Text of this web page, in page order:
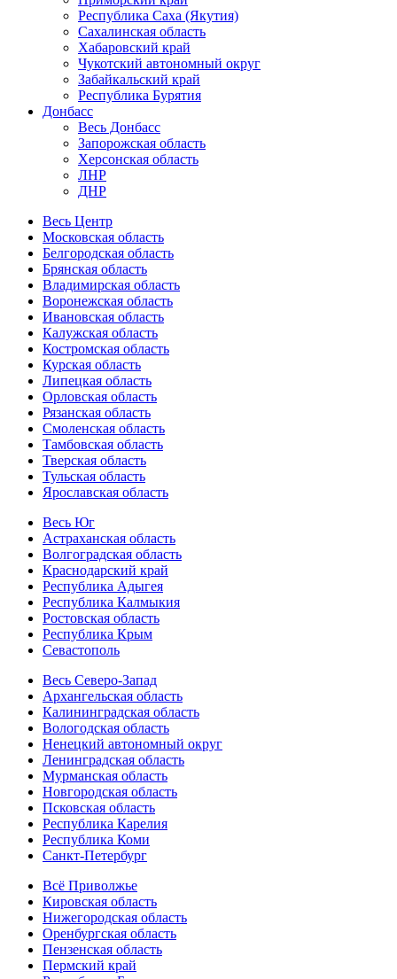
Республика Саха (Якутия)
Сахалинская область
Хабаровский край
Чукотский автономный округ
Забайкальский край
Республика Бурятия
Донбасс
Весь Донбасс
Запорожская область
Херсонская область
ЛНР
ДНР
Весь Центр
Московская область
Белгородская область
Брянская область
Владимирская область
Воронежская область
Ивановская область
Калужская область
Костромская область
Курская область
Липецкая область
Орловская область
Рязанская область
Смоленская область
Тамбовская область
Тверская область
Тульская область
Ярославская область
Весь Юг
Астраханская область
Волгоградская область
Краснодарский край
Республика Адыгея
Республика Калмыкия
Ростовская область
Республика Крым
Севастополь
Весь Северо-Запад
Архангельская область
Калининградская область
Вологодская область
Ненецкий автономный округ
Ленинградская область
Мурманская область
Новгородская область
Псковская область
Республика Карелия
Республика Коми
Санкт-Петербург
Всё Приволжье
Кировская область
Нижегородская область
Оренбургская область
Пензенская область
Пермский край